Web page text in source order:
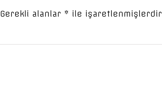
Gerekli alanlar * ile işaretlenmişlerdir